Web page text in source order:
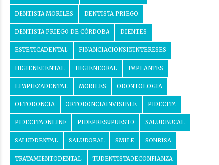
DENTISTA MORILES DENTISTA PRIEGO
DENTISTA PRIEGO DE CÓRDOBA DIENTES
ESTETICADENTAL FINANCIACIONSININTERESES
HIGIENEDENTAL HIGIENEORAL IMPLANTES
LIMPIEZADENTAL MORILES ODONTOLOGIA
ORTODONCIA ORTODONCIAINVISIBLE PIDECITA
PIDECITAONLINE PIDEPRESUPUESTO SALUDBUCAL
SALUDDENTAL SALUDORAL SMILE SONRISA
TRATAMIENTODENTAL TUDENTISTADECONFIANZA